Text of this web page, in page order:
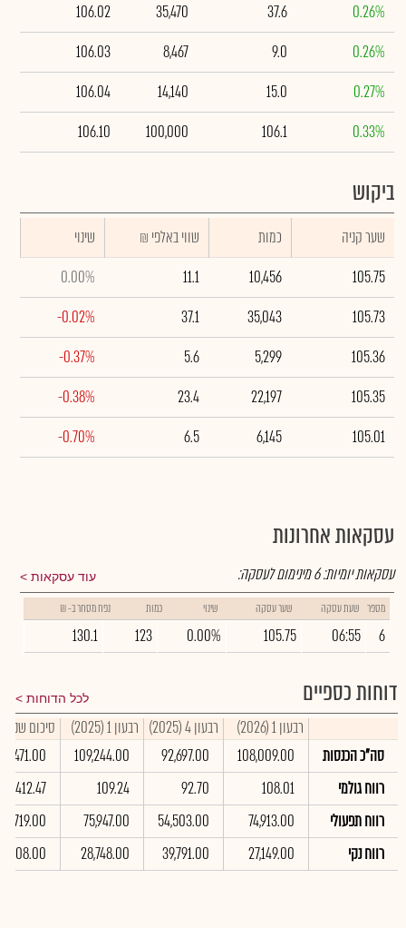
0.26%
37.6
35,470
106.02
0.26%
9.0
8,467
106.03
0.27%
15.0
14,140
106.04
0.33%
106.1
100,000
106.10
ביקוש
שער קניה כמות ₪ שווי באלפי
שינוי
105.75
10,456
11.1
0.00%
105.73
35,043
37.1
-0.02%
105.36
5,299
5.6
-0.37%
105.35
22,197
23.4
-0.38%
105.01
6,145
6.5
-0.70%
עסקאות אחרונות
עוד עסקאות עסקאות יומיות:6מינימום לעסקה:
מספר שעת עסקה שער עסקה שינוי כמות נפח מסחר ב- ₪
6
06:55
105.75
0.00%
123
130.1
דוחות כספיים לכל הדוחות
רבעון 1 (2026) רבעון 4 (2025) רבעון 1 (2025)
סיכום שנתי 2025
סה"כ הכנסות
108,009.00
92,697.00
109,244.00
רווח גולמי
108.01
92.70
109.24
412.47
רווח תפעולי
74,913.00
54,503.00
75,947.00
רווח נקי
27,149.00
39,791.00
28,748.00